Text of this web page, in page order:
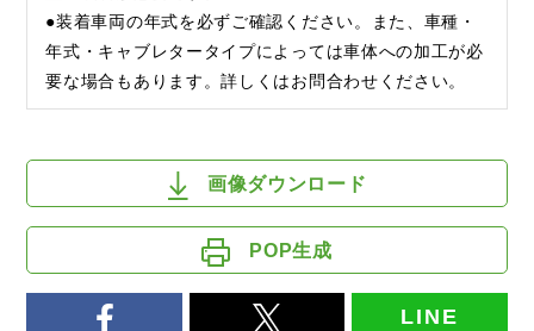
●装着車両の年式を必ずご確認ください。また、車種・
年式・キャブレタータイプによっては車体への加工が必
要な場合もあります。詳しくはお問合わせください。
画像ダウンロード
POP生成
LINE